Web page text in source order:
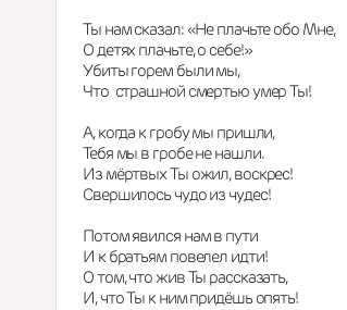
Ты нам сказал: «Не плачьте обо Мне,
О детях плачьте, о себе!»
Убиты горем были мы,
Что  страшной смертью умер Ты!
А, когда к гробу мы пришли,
Тебя мы в гробе не нашли.
Из мёртвых Ты ожил, воскрес!
Свершилось чудо из чудес!
Потом явился нам в пути
И к братьям повелел идти!
О том, что жив Ты рассказать,
И, что Ты к ним придёшь опять!